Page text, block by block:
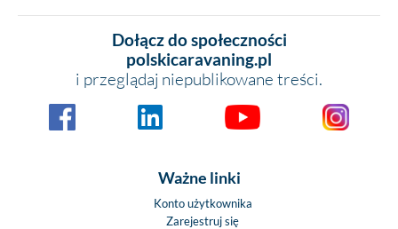
Dołącz do społeczności
polskicaravaning.pl
i przeglądaj niepublikowane treści.
Ważne linki
Konto użytkownika
Zarejestruj się